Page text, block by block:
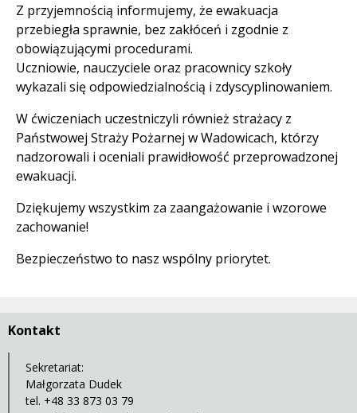
Z przyjemnością informujemy, że ewakuacja
przebiegła sprawnie, bez zakłóceń i zgodnie z
obowiązującymi procedurami.
Uczniowie, nauczyciele oraz pracownicy szkoły
wykazali się odpowiedzialnością i zdyscyplinowaniem.
W ćwiczeniach uczestniczyli również strażacy z
Państwowej Straży Pożarnej w Wadowicach, którzy
nadzorowali i oceniali prawidłowość przeprowadzonej
ewakuacji.
Dziękujemy wszystkim za zaangażowanie i wzorowe
zachowanie!
Bezpieczeństwo to nasz wspólny priorytet.
Kontakt
Sekretariat:
Małgorzata Dudek
tel. +48 33 873 03 79